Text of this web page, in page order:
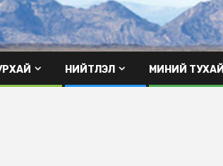
НИЙТЛЭЛ МИНИЙ ТУХАЙ